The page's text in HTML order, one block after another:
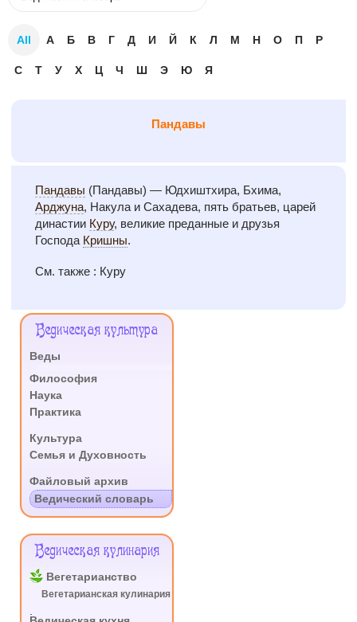
All А Б В Г Д И Й К Л М Н О П Р
С Т У Х Ц Ч Ш Э Ю Я
Пандавы
Пандавы (Пандавы) — Юдхиштхира, Бхима,
Арджуна, Накула и Сахадева, пять братьев, царей
династии Куру, великие преданные и друзья
Господа Кришны.
См. также : Куру
Меню Ведическая культура
Веды
Философия
Наука
Практика
Культура
Семья и Духовность
Файловый архив
Ведический словарь
Ведическая кулинария
Вегетарианство
Вегетарианская кулинария